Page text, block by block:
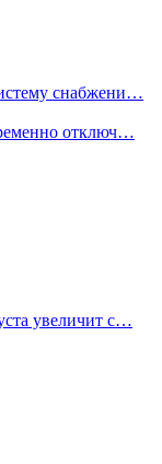
снабжени…
отключ…
увеличит с…